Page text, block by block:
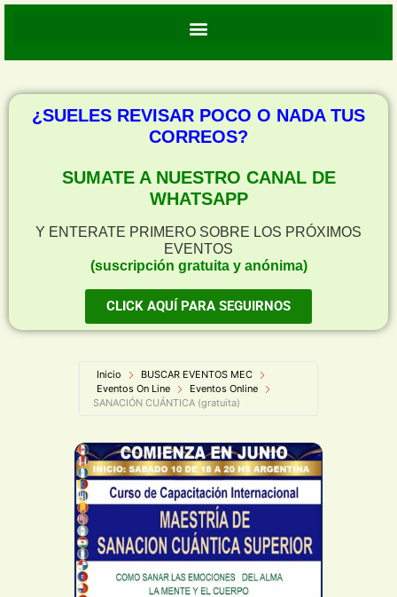
¿SUELES REVISAR POCO O NADA TUS
CORREOS?
SUMATE A NUESTRO CANAL DE
WHATSAPP
Y ENTERATE PRIMERO SOBRE LOS PRÓXIMOS
EVENTOS
(suscripción gratuita y anónima)
CLICK AQUÍ PARA SEGUIRNOS
Inicio
BUSCAR EVENTOS MEC
Eventos On Line
Eventos Online
SANACIÓN CUÁNTICA (gratuita)